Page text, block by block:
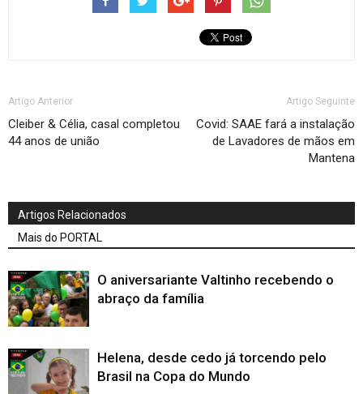
Artigo Anterior
Cleiber & Célia, casal completou
44 anos de união
Artigo Seguinte
Covid: SAAE fará a instalação
de Lavadores de mãos em
Mantena
Artigos Relacionados
Mais do PORTAL
O aniversariante Valtinho recebendo o
abraço da família
Helena, desde cedo já torcendo pelo
Brasil na Copa do Mundo